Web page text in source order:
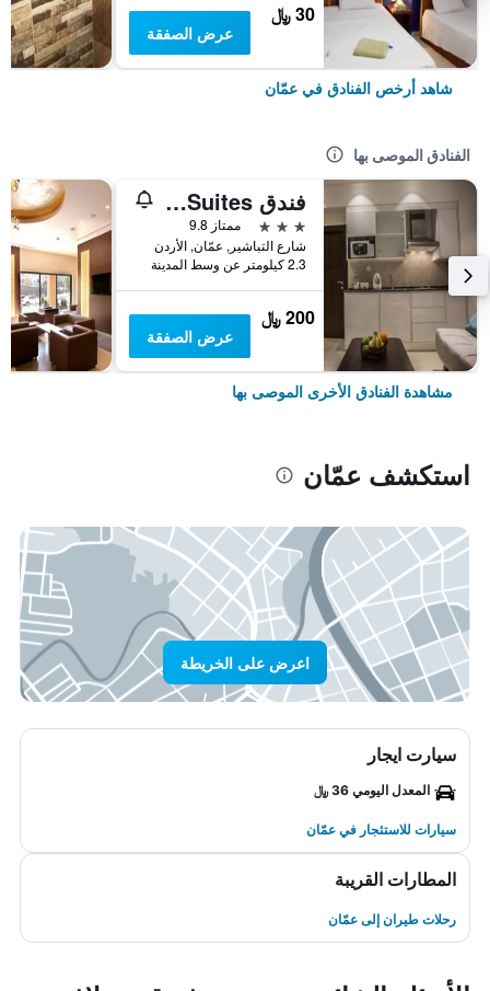
30 ﷼
عرض الصفقة
شاهد أرخص الفنادق في عمّان
الفنادق الموصى بها
فندق Naylover Suites
3 نجوم
ممتاز 9.8
شارع التباشير, عمّان, الأردن
2.3 كيلومتر عن وسط المدينة
200 ﷼
عرض الصفقة
مشاهدة الفنادق الأخرى الموصى بها
استكشف عمّان
اعرض على الخريطة
سيارت ايجار
المعدل اليومي 36 ﷼
سيارات للاستئجار في عمّان
المطارات القريبة
رحلات طيران إلى عمّان